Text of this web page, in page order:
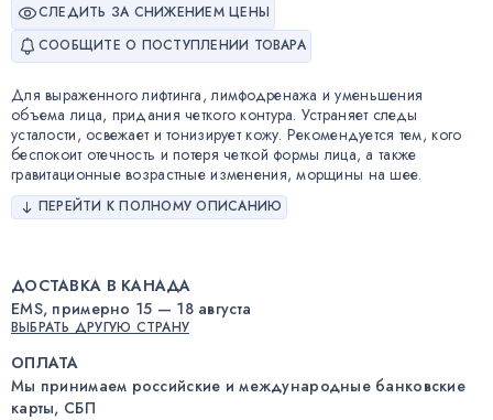
СЛЕДИТЬ ЗА СНИЖЕНИЕМ ЦЕНЫ
СООБЩИТЕ О ПОСТУПЛЕНИИ ТОВАРА
Для выраженного лифтинга, лимфодренажа и уменьшения
объема лица, придания четкого контура. Устраняет следы
усталости, освежает и тонизирует кожу. Рекомендуется тем, кого
беспокоит отечность и потеря четкой формы лица, а также
гравитационные возрастные изменения, морщины на шее.
ПЕРЕЙТИ К ПОЛНОМУ ОПИСАНИЮ
ДОСТАВКА В КАНАДА
EMS, примерно 15 — 18 августа
ВЫБРАТЬ ДРУГУЮ СТРАНУ
ОПЛАТА
Мы принимаем российские и международные банковские
карты, СБП